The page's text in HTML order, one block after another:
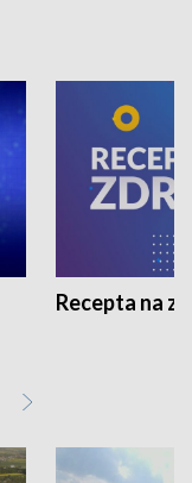
Recepta na